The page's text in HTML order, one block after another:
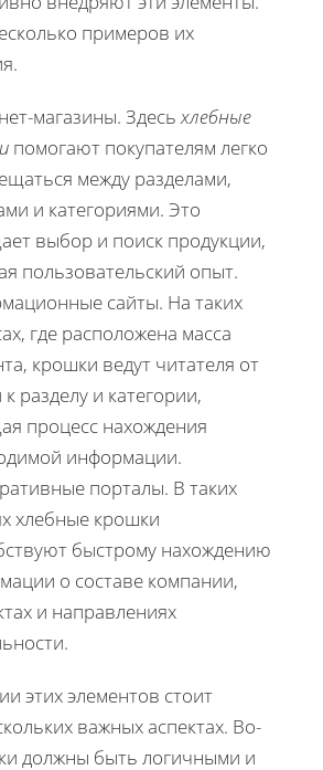
примеров их
магазины. Здесьхлебные
помогают покупателям легко
между разделами,
и категориями. Это
выбор и поиск продукции,
пользовательский опыт.
сайты. На таких
где расположена масса
крошки ведут читателя от
к разделу и категории,
процесс нахождения
информации.
порталы. В таких
хлебные крошки
быстрому нахождению
о составе компании,
и направлениях
этих элементов стоит
важных аспектах. Во-
должны быть логичными и